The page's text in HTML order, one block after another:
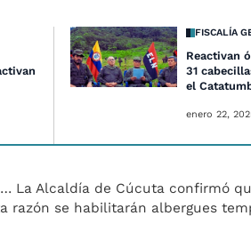
FISCALÍA
Reactivan
31
el
enero 22,
La Alcaldía de Cúcuta confirmó
razón se habilitarán albergues